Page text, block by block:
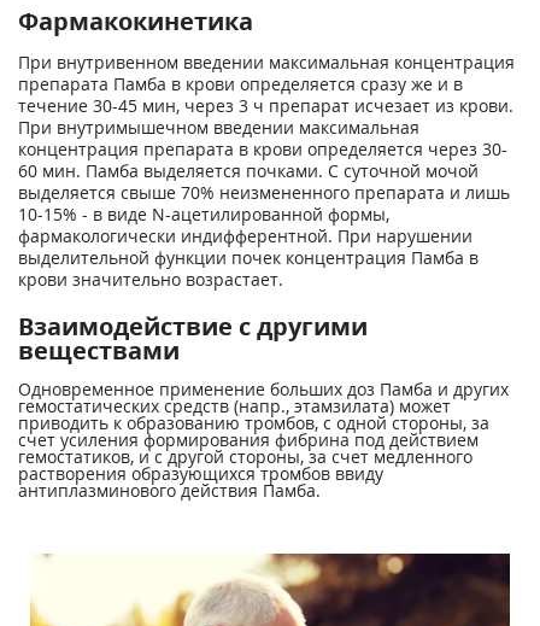
Фармакокинетика
При внутривенном введении максимальная концентрация
препарата Памба в крови определяется сразу же и в
течение 30-45 мин, через 3 ч препарат исчезает из крови.
При внутримышечном введении максимальная
концентрация препарата в крови определяется через 30-
60 мин. Памба выделяется почками. С суточной мочой
выделяется свыше 70% неизмененного препарата и лишь
10-15% - в виде N-ацетилированной формы,
фармакологически индифферентной. При нарушении
выделительной функции почек концентрация Памба в
крови значительно возрастает.
Взаимодействие с другими
веществами
Одновременное применение больших доз Памба и других
гемостатических средств (напр., этамзилата) может
приводить к образованию тромбов, с одной стороны, за
счет усиления формирования фибрина под действием
гемостатиков, и с другой стороны, за счет медленного
растворения образующихся тромбов ввиду
антиплазминового действия Памба.